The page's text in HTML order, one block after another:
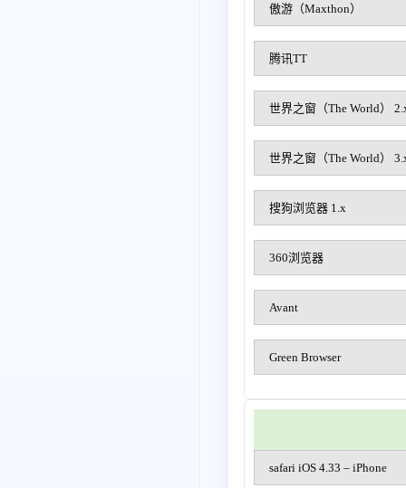
傲游（Maxthon）
腾讯TT
世界之窗（The World）
世界之窗（The World）
搜狗浏览器 1.x
360浏览器
Avant
Green Browser
safari iOS 4.33 – iPhone